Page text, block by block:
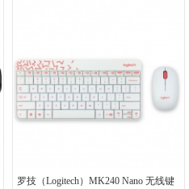
罗技（Logitech）MK240 Nano 无线键